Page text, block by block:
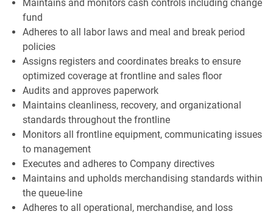
Maintains and monitors cash controls including change
fund
Adheres to all labor laws and meal and break period
policies
Assigns registers and coordinates breaks to ensure
optimized coverage at frontline and sales floor
Audits and approves paperwork
Maintains cleanliness, recovery, and organizational
standards throughout the frontline
Monitors all frontline equipment, communicating issues
to management
Executes and adheres to Company directives
Maintains and upholds merchandising standards within
the queue-line
Adheres to all operational, merchandise, and loss